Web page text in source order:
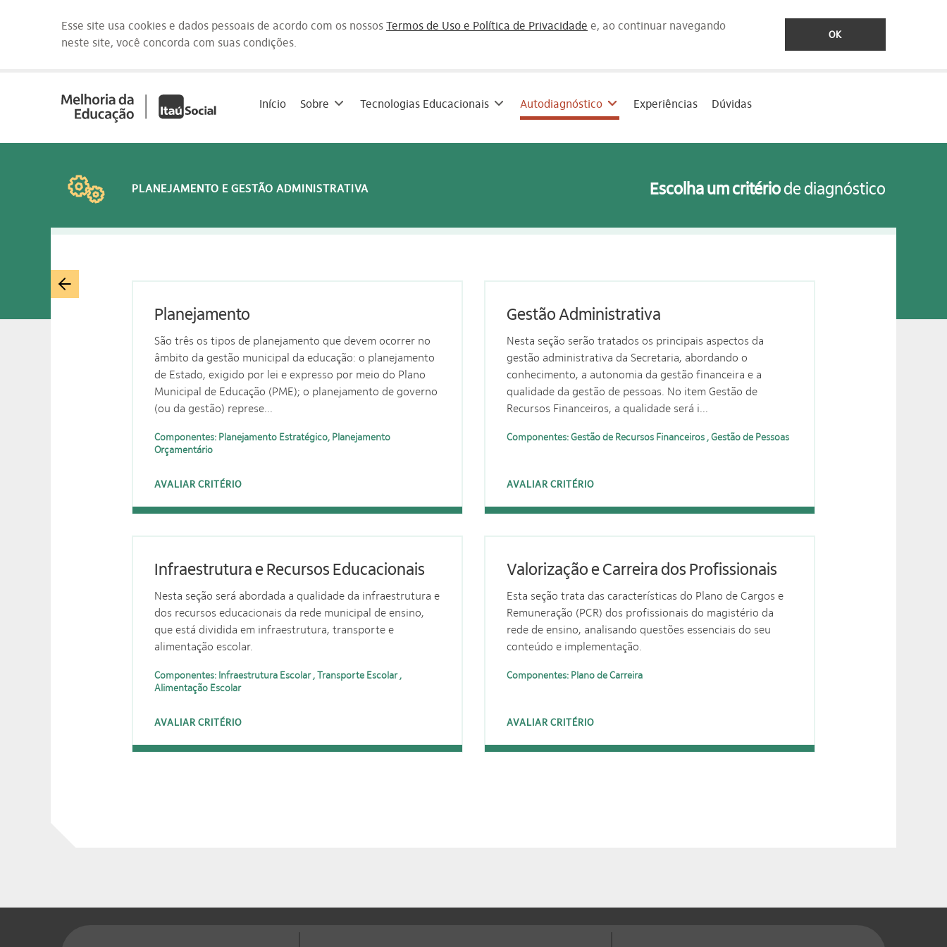
Esse site usa cookies e dados pessoais de acordo com os nossos Termos de Uso e Política de Privacidade e, ao continuar navegando
neste site, você concorda com suas condições.
OK
Início Sobre Tecnologias Educacionais Autodiagnóstico Experiências Dúvidas
PLANEJAMENTO E GESTÃO ADMINISTRATIVA Escolha um critériode diagnóstico
Planejamento
São três os tipos de planejamento que devem ocorrer no
âmbito da gestão municipal da educação: o planejamento
de Estado, exigido por lei e expresso por meio do Plano
Municipal de Educação (PME); o planejamento de governo
(ou da gestão) represe...
Componentes: Planejamento Estratégico, Planejamento
Orçamentário
AVALIAR CRITÉRIO
Gestão Administrativa
Nesta seção serão tratados os principais aspectos da
gestão administrativa da Secretaria, abordando o
conhecimento, a autonomia da gestão financeira e a
qualidade da gestão de pessoas. No item Gestão de
Recursos Financeiros, a qualidade será i...
Componentes: Gestão de Recursos Financeiros , Gestão de Pessoas
AVALIAR CRITÉRIO
Infraestrutura e Recursos Educacionais
Nesta seção será abordada a qualidade da infraestrutura e
dos recursos educacionais da rede municipal de ensino,
que está dividida em infraestrutura, transporte e
alimentação escolar.
Componentes: Infraestrutura Escolar , Transporte Escolar ,
Alimentação Escolar
AVALIAR CRITÉRIO
Valorização e Carreira dos Profissionais
Esta seção trata das características do Plano de Cargos e
Remuneração (PCR) dos profissionais do magistério da
rede de ensino, analisando questões essenciais do seu
conteúdo e implementação.
Componentes: Plano de Carreira
AVALIAR CRITÉRIO